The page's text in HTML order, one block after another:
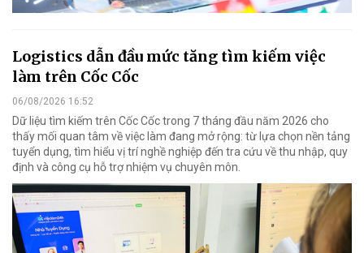
Logistics dẫn đầu mức tăng tìm kiếm việc
làm trên Cốc Cốc
06/08/2026 16:52
Dữ liệu tìm kiếm trên Cốc Cốc trong 7 tháng đầu năm 2026 cho
thấy mối quan tâm về việc làm đang mở rộng: từ lựa chọn nền tảng
tuyển dụng, tìm hiểu vị trí nghề nghiệp đến tra cứu về thu nhập, quy
định và công cụ hỗ trợ nhiệm vụ chuyên môn.